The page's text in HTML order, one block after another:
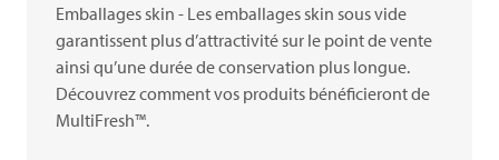
Emballages skin - Les emballages skin sous vide
garantissent plus d’attractivité sur le point de vente
ainsi qu’une durée de conservation plus longue.
Découvrez comment vos produits bénéficieront de
MultiFresh™.